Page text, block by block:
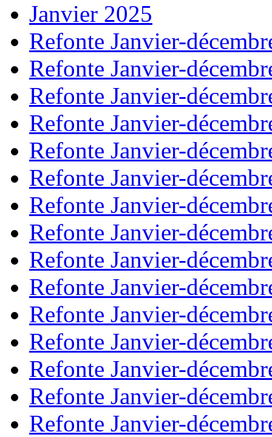
Janvier 2025
Refonte Janvier-
Refonte Janvier-
Refonte Janvier-
Refonte Janvier-
Refonte Janvier-
Refonte Janvier-
Refonte Janvier-
Refonte Janvier-
Refonte Janvier-
Refonte Janvier-
Refonte Janvier-
Refonte Janvier-
Refonte Janvier-
Refonte Janvier-
Refonte Janvier-